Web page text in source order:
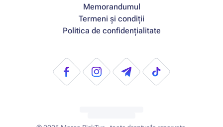
Memorandumul
Termeni și condiții
Politica de confidențialitate